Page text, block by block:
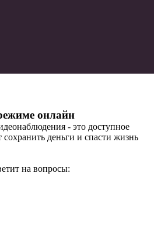
онлайн
- это доступное
деньги и спасти жизнь
на вопросы: